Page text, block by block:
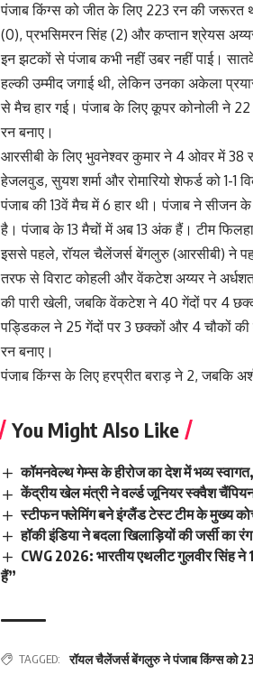
पंजाब किंग्स को जीत के लिए 223 रन की जरूरत
(0), प्रभसिमरन सिंह (2) और कप्तान श्रेयस
इन झटकों से पंजाब कभी नहीं उबर नहीं पाई।
हल्की उम्मीद जगाई थी, लेकिन उनका अकेला
से मैच हार गई। पंजाब के लिए कूपर कोनोली ने
रन बनाए।
आरसीबी के लिए भुवनेश्वर कुमार ने 4 ओवर में
हेजलवुड, सुयश शर्मा और रोमारियो शेफर्ड को 1-1
पंजाब की 13वें मैच में 6 हार थी। पंजाब ने सीजन
है। पंजाब के 13 मैचों में अब 13 अंक हैं। टीम
इससे पहले, रॉयल चैलेंजर्स बेंगलुरु (आरसीबी) ने
तरफ से विराट कोहली और वेंकटेश अय्यर ने
की पारी खेली, जबकि वेंकटेश ने 40 गेंदों पर 4
पड्डिकल ने 25 गेंदों पर 3 छक्कों और 4 चौकों
रन बनाए।
पंजाब किंग्स के लिए हरप्रीत बराड़ ने 2, जबकि
You Might Also Like
कॉमनवेल्थ गेम्स के हीरोज का देश में भव्य स्वागत,
केंद्रीय खेल मंत्री ने वर्ल्ड जूनियर स्क्वैश
स्टीफन फ्लेमिंग बने इंग्लैंड टेस्ट टीम के मुख्य
हॉकी इंडिया ने बदला खिलाड़ियों की जर्सी का
CWG 2026: भारतीय एथलीट गुलवीर सिंह ने
हैं”
TAGGED: रॉयल चैलेंजर्स बेंगलुरु ने पंजाब किंग्स को